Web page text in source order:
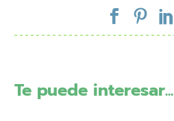
Te puede interesar...